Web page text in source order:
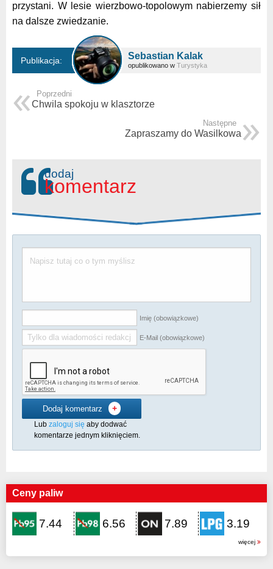
przystani. W lesie wierzbowo-topolowym nabierzemy sił
na dalsze zwiedzanie.
Publikacja: Sebastian Kalak
opublikowano w Turystyka
Poprzedni
Chwila spokoju w klasztorze
Następne
Zapraszamy do Wasilkowa
dodaj
komentarz
Imię (obowiązkowe)
E-Mail (obowiązkowe)
Dodaj komentarz +
Lub zaloguj się aby dodwać
komentarze jednym kliknięciem.
Ceny paliw
7.44 6.56 7.89 3.19
więcej